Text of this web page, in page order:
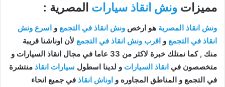
مميزات ونش انقاذ سيارات المصرية :
ونش انقاذ المصرية هو ارخص ونش انقاذ في التجمع و اسرع ونش
انقاذ في التجمع و اقرب ونش انقاذ في التجمع لأن اوناشنا قريبة
منك , كما نمتلك خبرة لاكثر من 33 عاما في مجال انقاذ السيارات و
متخصصون في انقاذ السيارات و لدينا اسطول سيارات انقاذ منتشرة
في التجمع و المناطق المجاوره و اوناش انقاذ في جميع انحاء